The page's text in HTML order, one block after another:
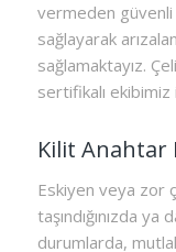
vermeden güvenli
sağlayarak
sağlamaktayız.
sertifikalı ekibimiz
Kilit Anahtar
Eskiyen veya zor
taşındığınızda
durumlarda,